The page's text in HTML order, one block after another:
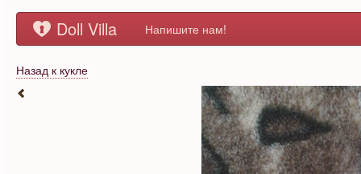
Doll Villa Напишите нам!
Назад к кукле